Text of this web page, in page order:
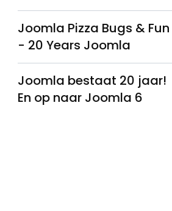
Joomla Pizza Bugs & Fun
- 20 Years Joomla
Joomla bestaat 20 jaar!
En op naar Joomla 6